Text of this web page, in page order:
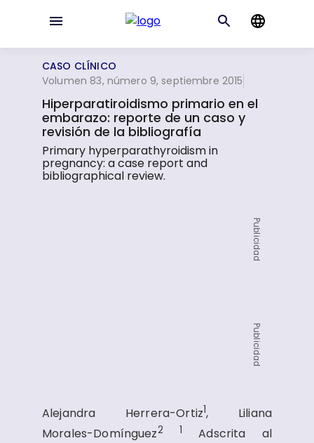
CASO CLÍNICO
Volumen 83, número 9, septiembre 2015
Hiperparatiroidismo primario en el
embarazo: reporte de un caso y
revisión de la bibliografía
Primary hyperparathyroidism in
pregnancy: a case report and
bibliographical review.
Publicidad
Publicidad
Alejandra Herrera-Ortiz1, Liliana
Morales-Domínguez2 1 Adscrita al